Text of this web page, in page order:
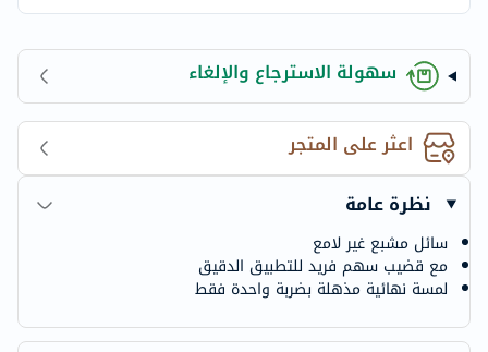
سهولة الاسترجاع والإلغاء
اعثر على المتجر
نظرة عامة
سائل مشبع غير لامع
مع قضيب سهم فريد للتطبيق الدقيق
لمسة نهائية مذهلة بضربة واحدة فقط